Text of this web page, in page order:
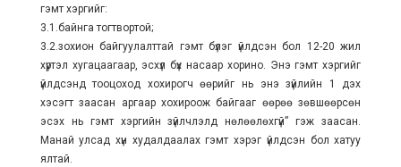
гэмт хэргийг:
3.1.байнга тогтвортой;
3.2.зохион байгуулалттай гэмт бүлэг үйлдсэн бол 12-20 жил
хүртэл хугацаагаар, эсхүл бүх насаар хорино. Энэ гэмт хэргийг
үйлдсэнд тооцоход хохирогч өөрийг нь энэ зүйлийн 1 дэх
хэсэгт заасан аргаар хохироож байгааг өөрөө зөвшөөрсөн
эсэх нь гэмт хэргийн зүйлчлэлд нөлөөлөхгүй” гэж заасан.
Манай улсад хүн худалдаалах гэмт хэрэг үйлдсэн бол хатуу
ялтай.